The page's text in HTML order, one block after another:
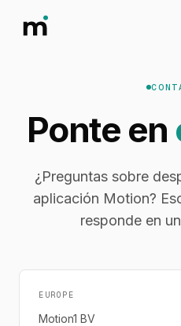
Ponte en
¿Preguntas sobre
aplicación Motion?
responde en
EUROPE
Motion1 BV